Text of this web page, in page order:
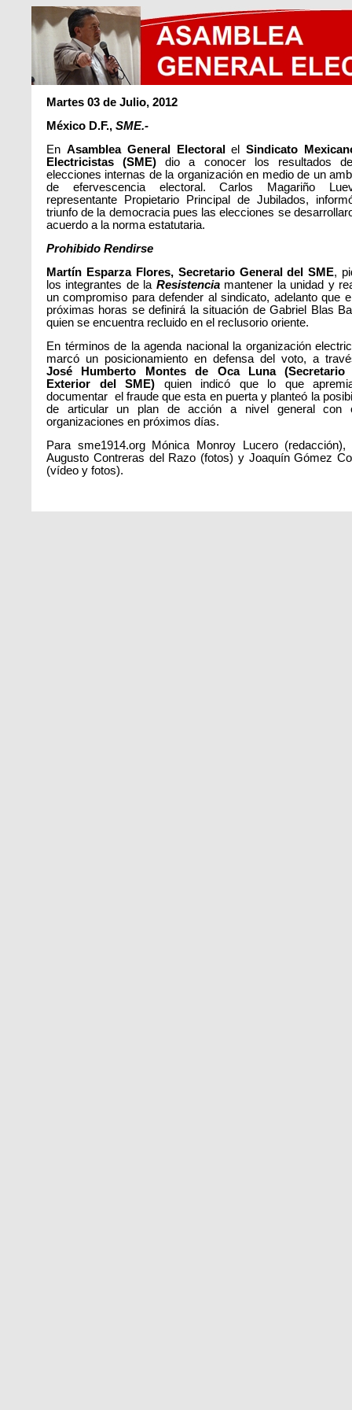
Martes 03 de Julio, 2012
México D.F., SME.-
En Asamblea General Electoral elSindicato
Electricistas (SME) dio a conocer los resultados
elecciones internas de la organización en medio de un
de efervescencia electoral. Carlos Magariño
representante Propietario Principal de Jubilados,
triunfo de la democracia pues las elecciones se
acuerdo a la norma estatutaria.
Prohibido Rendirse
Martín Esparza Flores, Secretario General del SME,
los integrantes de la Resistenciamantener la unidad y
un compromiso para defender al sindicato, adelanto que
próximas horas se definirá la situación de Gabriel Blas
quien se encuentra recluido en el reclusorio oriente.
En términos de la agenda nacional la organización
marcó un posicionamiento en defensa del voto, a
José Humberto Montes de Oca Luna (Secretario
Exterior del SME) quien indicó que lo que
documentar el fraude que esta en puerta y planteó la
de articular un plan de acción a nivel general con
organizaciones en próximos días.
Para sme1914.org Mónica Monroy Lucero (redacción),
Augusto Contreras del Razo (fotos) y Joaquín Gómez
(vídeo y fotos).